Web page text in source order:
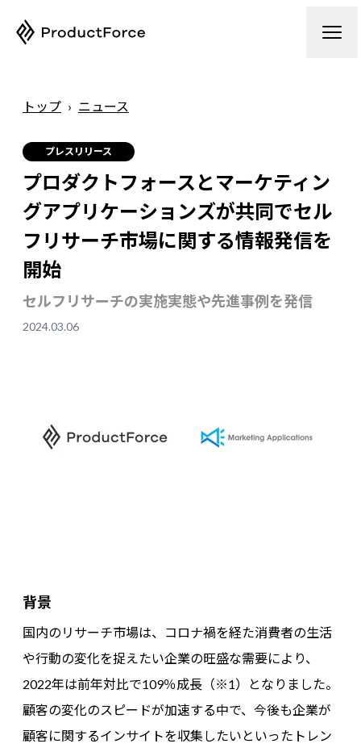
トップ › ニュース
プレスリリース
プロダクトフォースとマーケティン
グアプリケーションズが共同でセル
フリサーチ市場に関する情報発信を
開始
セルフリサーチの実施実態や先進事例を発信
2024.03.06
背景
国内のリサーチ市場は、コロナ禍を経た消費者の生活
や行動の変化を捉えたい企業の旺盛な需要により、
2022年は前年対比で109％成長（※1）となりました。
顧客の変化のスピードが加速する中で、今後も企業が
顧客に関するインサイトを収集したいといったトレン